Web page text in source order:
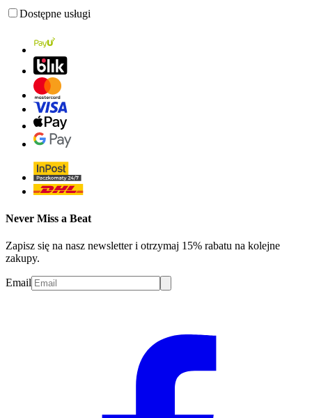
Dostępne usługi
Never Miss a Beat
Zapisz się na nasz newsletter i otrzymaj 15% rabatu na kolejne
zakupy.
Email